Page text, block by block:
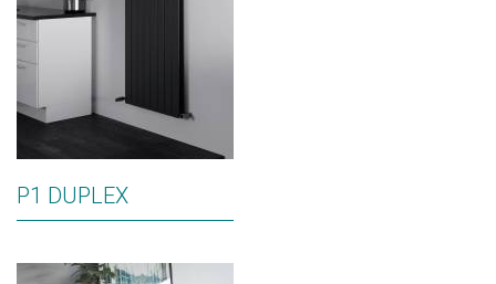
P1 DUPLEX